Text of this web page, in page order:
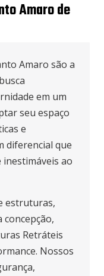
Amaro de
Amaro são a
em um
seu espaço
e
diferencial que
ao
estruturas,
Retráteis
Nossos